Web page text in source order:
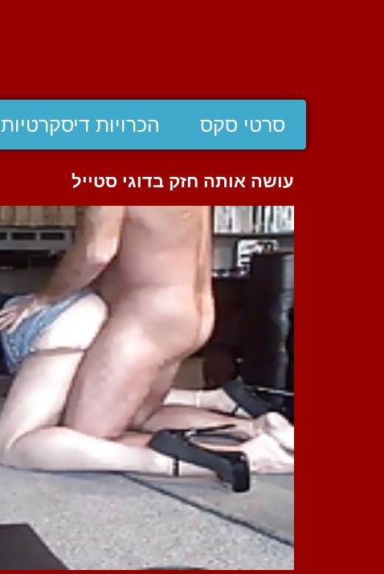
סרטי סקס הכרויות דיסקרטיות
עושה אותה חזק בדוגי סטייל